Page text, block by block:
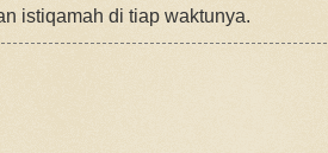
istiqamah di tiap waktunya.